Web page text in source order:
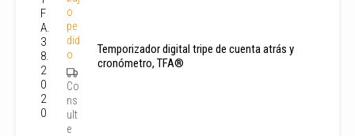
F
A.
3
8.
2
0
2
0
o
pe
did
o
Co
ns
ult
e
Temporizador digital tripe de cuenta atrás y
cronómetro, TFA®